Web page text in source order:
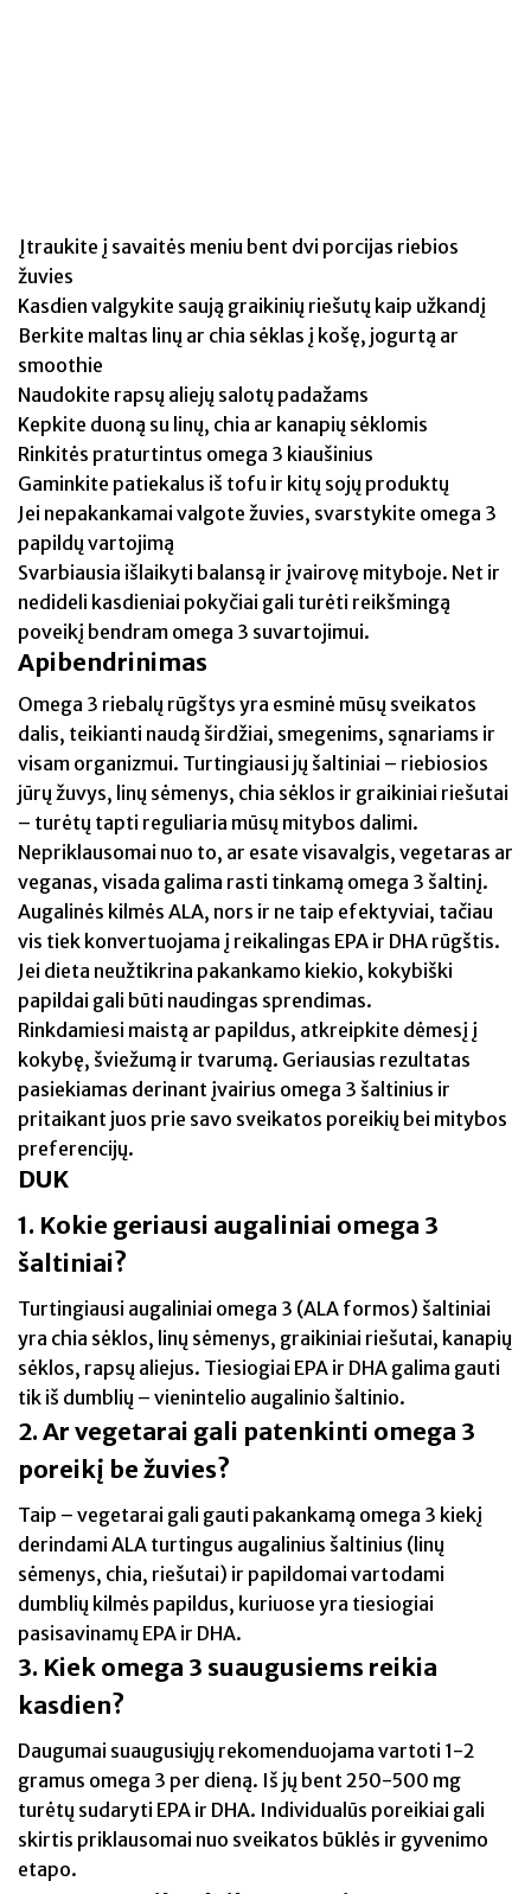
Įtraukite į savaitės meniu bent dvi porcijas riebios
žuvies
Kasdien valgykite saują graikinių riešutų kaip užkandį
Berkite maltas linų ar chia sėklas į košę, jogurtą ar
smoothie
Naudokite rapsų aliejų salotų padažams
Kepkite duoną su linų, chia ar kanapių sėklomis
Rinkitės praturtintus omega 3 kiaušinius
Gaminkite patiekalus iš tofu ir kitų sojų produktų
Jei nepakankamai valgote žuvies, svarstykite omega 3
papildų vartojimą
Svarbiausia išlaikyti balansą ir įvairovę mityboje. Net ir
nedideli kasdieniai pokyčiai gali turėti reikšmingą
poveikį bendram omega 3 suvartojimui.
Apibendrinimas
Omega 3 riebalų rūgštys yra esminė mūsų sveikatos
dalis, teikianti naudą širdžiai, smegenims, sąnariams ir
visam organizmui. Turtingiausi jų šaltiniai – riebiosios
jūrų žuvys, linų sėmenys, chia sėklos ir graikiniai riešutai
– turėtų tapti reguliaria mūsų mitybos dalimi.
Nepriklausomai nuo to, ar esate visavalgis, vegetaras ar
veganas, visada galima rasti tinkamą omega 3 šaltinį.
Augalinės kilmės ALA, nors ir ne taip efektyviai, tačiau
vis tiek konvertuojama į reikalingas EPA ir DHA rūgštis.
Jei dieta neužtikrina pakankamo kiekio, kokybiški
papildai gali būti naudingas sprendimas.
Rinkdamiesi maistą ar papildus, atkreipkite dėmesį į
kokybę, šviežumą ir tvarumą. Geriausias rezultatas
pasiekiamas derinant įvairius omega 3 šaltinius ir
pritaikant juos prie savo sveikatos poreikių bei mitybos
preferencijų.
DUK
1. Kokie geriausi augaliniai omega 3
šaltiniai?
Turtingiausi augaliniai omega 3 (ALA formos) šaltiniai
yra chia sėklos, linų sėmenys, graikiniai riešutai, kanapių
sėklos, rapsų aliejus. Tiesiogiai EPA ir DHA galima gauti
tik iš dumblių – vienintelio augalinio šaltinio.
2. Ar vegetarai gali patenkinti omega 3
poreikį be žuvies?
Taip – vegetarai gali gauti pakankamą omega 3 kiekį
derindami ALA turtingus augalinius šaltinius (linų
sėmenys, chia, riešutai) ir papildomai vartodami
dumblių kilmės papildus, kuriuose yra tiesiogiai
pasisavinamų EPA ir DHA.
3. Kiek omega 3 suaugusiems reikia
kasdien?
Daugumai suaugusiųjų rekomenduojama vartoti 1-2
gramus omega 3 per dieną. Iš jų bent 250-500 mg
turėtų sudaryti EPA ir DHA. Individualūs poreikiai gali
skirtis priklausomai nuo sveikatos būklės ir gyvenimo
etapo.